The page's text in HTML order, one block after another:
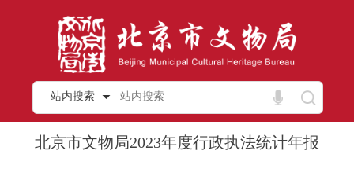
站内搜索
北京市文物局2023年度行政执法统计年报